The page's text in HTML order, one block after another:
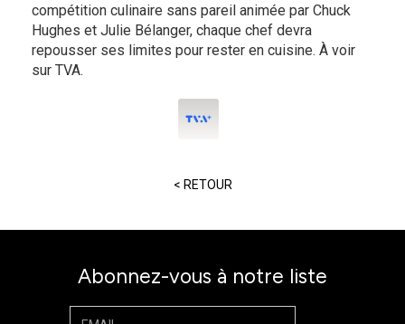
compétition culinaire sans pareil animée par Chuck
Hughes et Julie Bélanger, chaque chef devra
repousser ses limites pour rester en cuisine. À voir
sur TVA.
< RETOUR
Abonnez-vous à notre liste